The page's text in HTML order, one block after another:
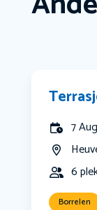
7
6
Borrelen